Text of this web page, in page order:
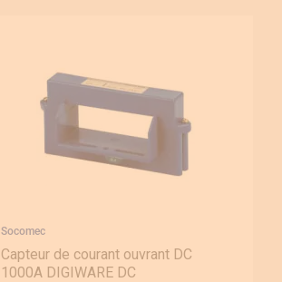
Poignées et axes
Autres accessoires
Parafoudres/Parasurtenseurs
Relais différentiels
Socomec
Capteur de courant ouvrant DC
1000A DIGIWARE DC